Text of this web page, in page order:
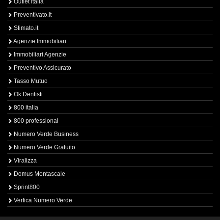
Outlet Italia
Preventivato.it
Stimato.it
Agenzie Immobiliari
Immobiliari Agenzie
Preventivo Assicurato
Tasso Mutuo
Ok Dentisti
800 italia
800 professional
Numero Verde Business
Numero Verde Gratuito
Viralizza
Domus Montascale
Sprint800
Verfica Numero Verde